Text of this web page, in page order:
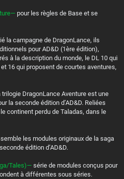
pour les règles de Base et se
la campagne de DragonLance, ils
pour AD&D (1ère édition),
à la description du monde, le DL 10 qui
16 qui proposent de courtes aventures,
trilogie DragonLance Aventure est une
la seconde édition d’AD&D. Reliées
continent perdu de Taladas, dans le
les modules originaux de la saga
édition d’AD&D.
Tales)— série de modules conçus pour
à différentes sous séries.